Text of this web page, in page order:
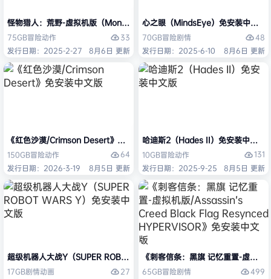
怪物猎人：荒野-虚拟机版（Monster Hunter Wilds HYPERVISOR）免安
75GB冒险动作
33
发行日期：2025-2-27
8月6日 更新
心之眼（MindsEye）免安装中文版
70GB冒险剧情
48
发行日期：2025-6-10
8月6日 更新
《红色沙漠/Crimson Desert》免安装中文版
150GB冒险动作
64
发行日期：2026-3-19
8月5日 更新
哈迪斯2（Hades II）免安装中文版
10GB冒险动作
131
发行日期：2025-9-25
8月5日 更新
超级机器人大战Y（SUPER ROBOT WARS Y）免安装中文版
17GB剧情动画
27
《刺客信条：黑旗 记忆重置-虚拟
65GB冒险剧情
499